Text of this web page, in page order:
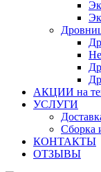
АКЦИИ на
УСЛУГИ
Сборка
КОНТАКТЫ
ОТЗЫВЫ